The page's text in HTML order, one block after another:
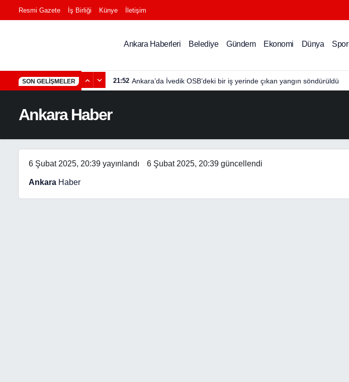
Resmi Gazete İş Birliği Künye İletişim
Ankara Haberleri Belediye Gündem Ekonomi Dünya Spor
SON GELIŞMELER 21:52 Ankara’da İvedik OSB’deki bir iş yerinde çıkan yangın söndürüldü
Ankara Haber
6 Şubat 2025, 20:39 yayınlandı 6 Şubat 2025, 20:39 güncellendi
Ankara Haber